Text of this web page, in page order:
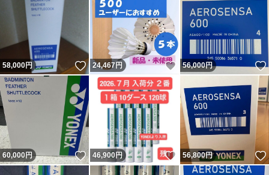
58,000円 いいね！
24,467円 いいね！
56,000円
60,000円 いいね！
46,900円 いいね！
56,800円